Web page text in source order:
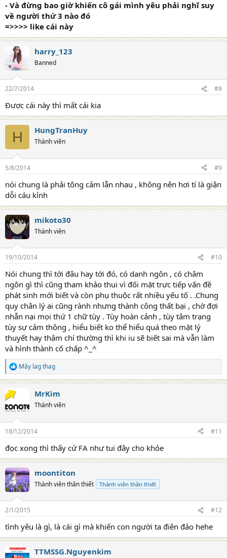
- Và đừng bao giờ khiến cô gái mình yêu phải nghĩ suy
về người thứ 3 nào đó
=>>>> like cái này
harry_123
Banned
22/7/2014 #8
Được cái này thì mất cái kia
H HungTranHuy
Thành viên
5/8/2014 #9
nói chung là phải tông cảm lẫn nhau , không nên hơi tí là giận
dỗi cáu kỉnh
mikoto30
Thành viên
19/10/2014 #10
Nói chung thì tới đâu hay tới đó, có danh ngôn , có châm
ngôn gì thì cũng tham khảo thui vì đối mặt trực tiếp vấn đề
phát sinh mới biết và còn phụ thuộc rất nhiều yếu tố . .Chung
quy chân lý ai cũng rành nhưng thành công thất bại , chờ đợi
nhẫn nại mọi thứ 1 chữ tùy . Tùy hoàn cảnh , tùy tâm trạng
tùy sự cảm thông , hiểu biết ko thể hiểu quá theo mặt lý
thuyết hay thậm chí thường thì khi iu sẽ biết sai mà vẫn làm
và hình thành cố chấp ^_^
R
e
c
t
i
s
Mây lag thag
MrKim
Thành viên
18/12/2014 #11
đọc xong thì thấy cứ FA như tui đây cho khỏe
moontiton
Thành viên thân thiết Thành viên thân thiết
2/1/2015 #12
tình yêu là gì, là cái gì mà khiến con người ta điên đảo hehe
TTMSSG.Nguyenkim